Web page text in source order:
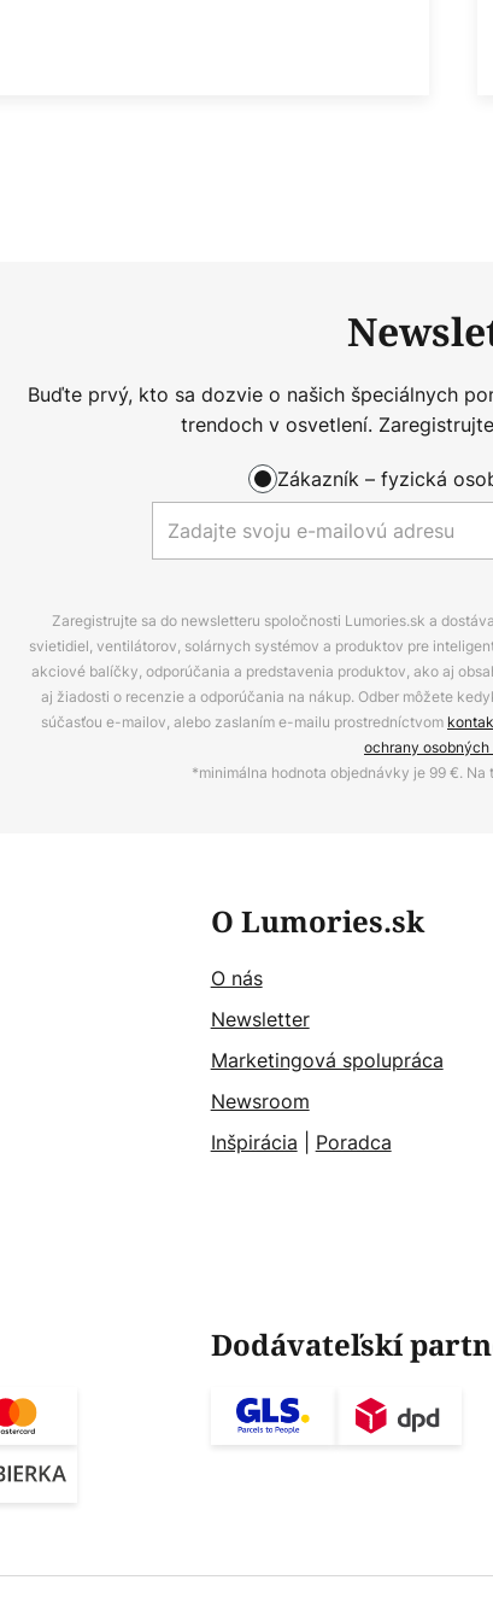
Buďte prvý, kto sa dozvie o našich špeciálnych
trendoch v osvetlení.
Zákazník – fyzická
Zaregistrujte sa do newsletteru spoločnosti Lumories.sk a
svietidiel, ventilátorov, solárnych systémov a produktov pre
akciové balíčky, odporúčania a predstavenia produktov, ako aj
aj žiadosti o recenzie a odporúčania na nákup. Odber môžete
súčasťou e-mailov, alebo zaslaním e-mailu prostredníctvom
ochrany osobných
*minimálna hodnota objednávky je 99 €. Na
O Lumories.sk
O nás
Newsletter
Marketingová spolupráca
Newsroom
Inšpirácia
Poradca
Dodávateľskí